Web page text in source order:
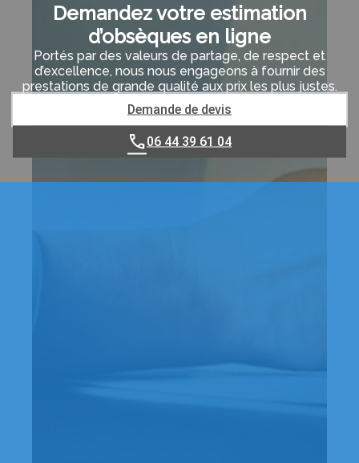
Demandez votre estimation
d’obsèques en ligne
Portés par des valeurs de partage, de respect et
d’excellence, nous nous engageons à fournir des
prestations de grande qualité aux prix les plus justes.
Demande de devis
06 44 39 61 04